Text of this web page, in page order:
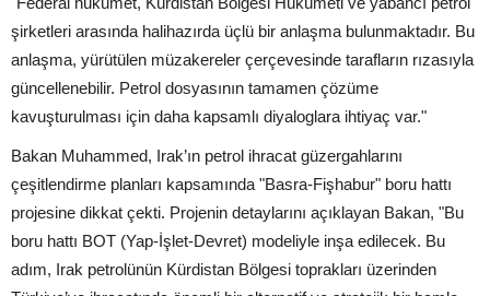
şirketleri arasında halihazırda üçlü bir anlaşma bulunmaktadır. Bu
anlaşma, yürütülen müzakereler çerçevesinde tarafların rızasıyla
güncellenebilir. Petrol dosyasının tamamen çözüme
kavuşturulması için daha kapsamlı diyaloglara ihtiyaç var."
Bakan Muhammed, Irak’ın petrol ihracat güzergahlarını
çeşitlendirme planları kapsamında "Basra-Fişhabur" boru hattı
projesine dikkat çekti. Projenin detaylarını açıklayan Bakan, "Bu
boru hattı BOT (Yap-İşlet-Devret) modeliyle inşa edilecek. Bu
adım, Irak petrolünün Kürdistan Bölgesi toprakları üzerinden